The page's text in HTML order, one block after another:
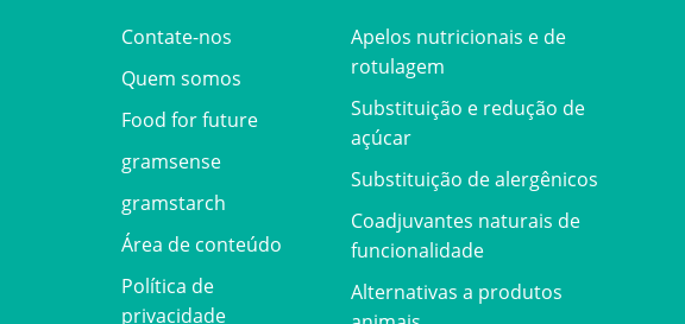
Contate-nos
Quem somos
Food for future
gramsense
gramstarch
Área de conteúdo
Política de
privacidade
Apelos nutricionais e de
rotulagem
Substituição e redução de
açúcar
Substituição de alergênicos
Coadjuvantes naturais de
funcionalidade
Alternativas a produtos